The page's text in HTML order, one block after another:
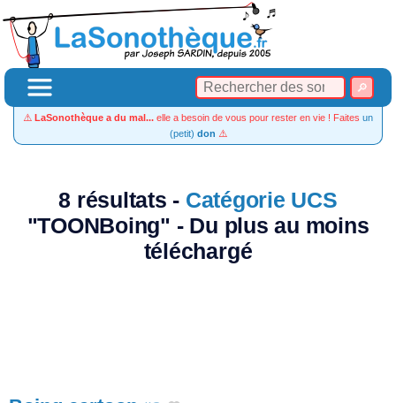
⚠️ LaSonothèque a du mal... elle a besoin de vous pour rester en vie ! Faites un
(petit) don ⚠️
8 résultats - Catégorie UCS
"TOONBoing" - Du plus au moins
téléchargé